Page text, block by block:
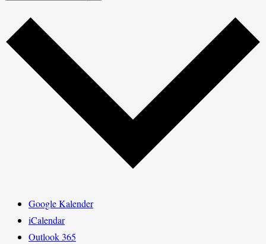
Google Kalender
iCalendar
Outlook 365